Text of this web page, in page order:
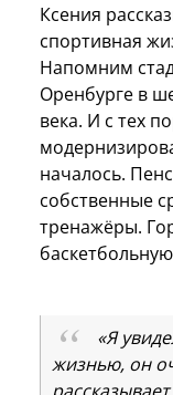
Ксения
спортивная
Напомним
Оренбурге в
века. И с тех
началось.
собственные
тренажёры.
«Я
жизнью, он